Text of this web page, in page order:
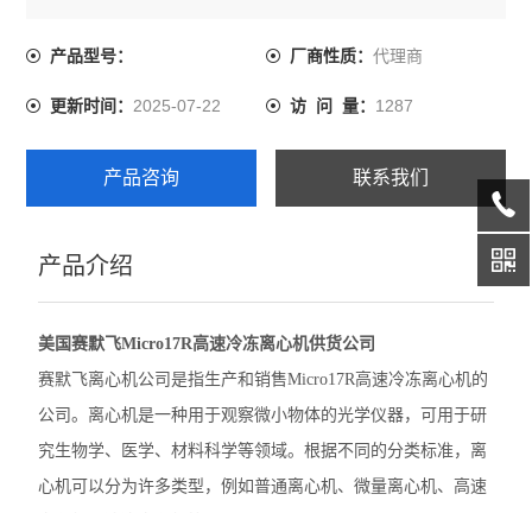
精骐摆床
精骐混匀仪
精骐干式恒温器
CryStal精骐振荡器/摇床
赛默飞ST1 Plus离心机
大龙离心机
大龙移液器
机、微量离心机、高速离心机、冷冻离心机等。
产品型号： 厂商性质： 代理商
更新时间：2025-07-22 访 问 量： 1287
产品咨询 联系我们
产品介绍
美国赛默飞Micro17R高速冷冻离心机供货公司
赛默飞离心机公司是指生产和销售Micro17R高速冷冻离心机的
公司。离心机是一种用于观察微小物体的光学仪器，可用于研
究生物学、医学、材料科学等领域。根据不同的分类标准，离
心机可以分为许多类型，例如普通离心机、微量离心机、高速